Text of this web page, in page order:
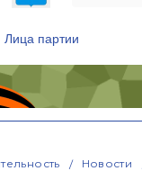
Лица партии
Новости